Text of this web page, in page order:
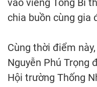
vào viếng Tổng Bí
chia buồn cùng gia
Cùng thời điểm
Nguyễn Phú Trọng
Hội trường Thống